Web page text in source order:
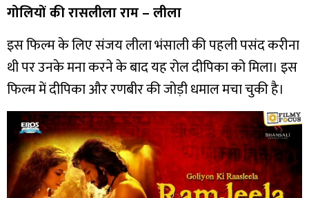
गोलियों की रासलीला राम – लीला
इस फिल्म के लिए संजय लीला भंसाली की पहली पसंद करीना
थी पर उनके मना करने के बाद यह रोल दीपिका को मिला। इस
फिल्म में दीपिका और रणबीर की जोड़ी धमाल मचा चुकी है।